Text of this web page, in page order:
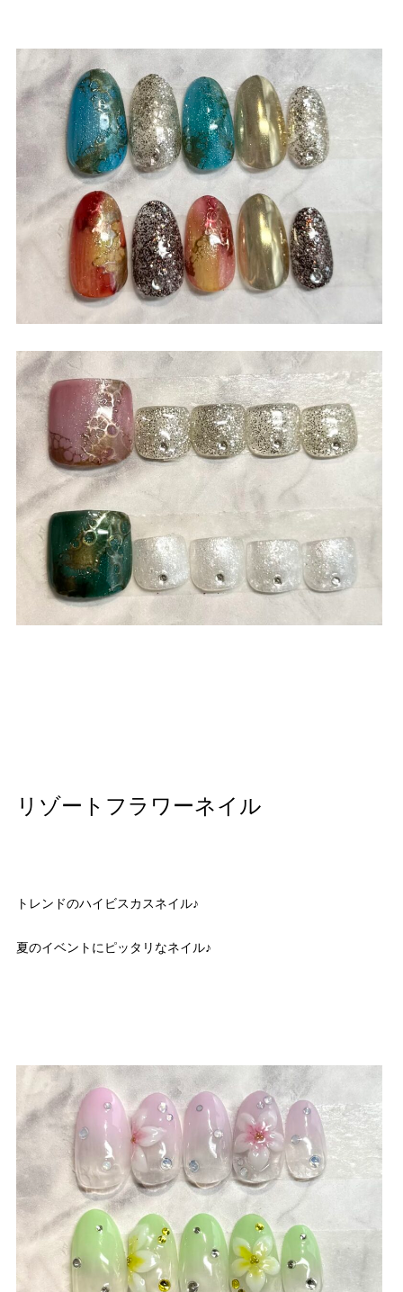
リゾートフラワーネイル
トレンドのハイビスカスネイル♪
夏のイベントにピッタリなネイル♪